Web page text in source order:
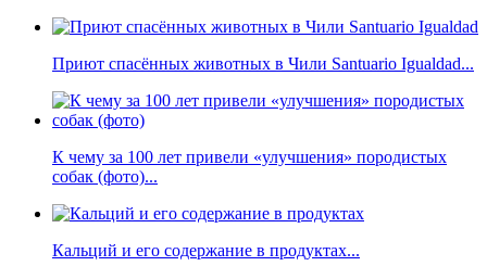
Приют спасённых животных в Чили Santuario Igualdad...
К чему за 100 лет привели «улучшения» породистых
собак (фото)...
Кальций и его содержание в продуктах...